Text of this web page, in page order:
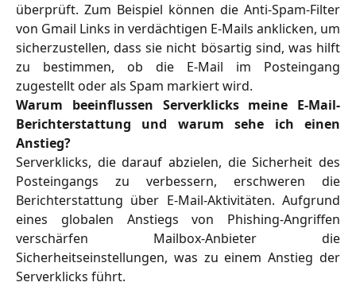
überprüft. Zum Beispiel können die Anti-Spam-Filter
von Gmail Links in verdächtigen E-Mails anklicken, um
sicherzustellen, dass sie nicht bösartig sind, was hilft
zu bestimmen, ob die E-Mail im Posteingang
zugestellt oder als Spam markiert wird.
Warum beeinflussen Serverklicks meine E-Mail-
Berichterstattung und warum sehe ich einen
Anstieg?
Serverklicks, die darauf abzielen, die Sicherheit des
Posteingangs zu verbessern, erschweren die
Berichterstattung über E-Mail-Aktivitäten. Aufgrund
eines globalen Anstiegs von Phishing-Angriffen
verschärfen Mailbox-Anbieter die
Sicherheitseinstellungen, was zu einem Anstieg der
Serverklicks führt.